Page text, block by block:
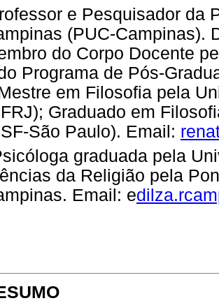
e Pesquisador da
(PUC-Campinas).
do Corpo Docente
Programa de Pós-
em Filosofia pela
Graduado em
São Paulo). Email:
graduada pela
da Religião pela
Email: e